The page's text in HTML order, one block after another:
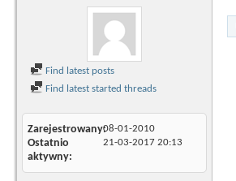
Find latest posts
Find latest started threads
Zarejestrowany08-01-2010
Ostatnio
aktywny
21-03-2017 20:13